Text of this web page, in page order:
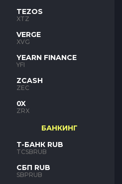
TEZOS
XTZ
VERGE
XVG
YEARN FINANCE
YFI
ZCASH
ZEC
0X
ZRX
БАНКИНГ
Т-БАНК RUB
TCSBRUB
СБП RUB
SBPRUB